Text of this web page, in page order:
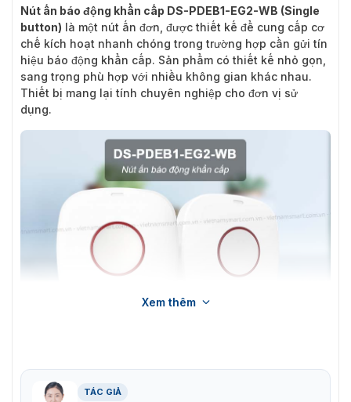
Nút ấn báo động khẩn cấp DS-PDEB1-EG2-WB (Single
button) là một nút ấn đơn, được thiết kế để cung cấp cơ
chế kích hoạt nhanh chóng trong trường hợp cần gửi tín
hiệu báo động khẩn cấp. Sản phẩm có thiết kế nhỏ gọn,
sang trọng phù hợp với nhiều không gian khác nhau.
Thiết bị mang lại tính chuyên nghiệp cho đơn vị sử
dụng.
Với những tính năng hiện đại,
Xem thêm
TÁC GIẢ